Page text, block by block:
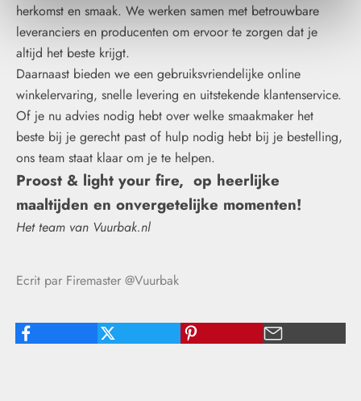
herkomst en smaak. We werken samen met betrouwbare
leveranciers en producenten om ervoor te zorgen dat je
altijd het beste krijgt.
Daarnaast bieden we een gebruiksvriendelijke online
winkelervaring, snelle levering en uitstekende klantenservice.
Of je nu advies nodig hebt over welke smaakmaker het
beste bij je gerecht past of hulp nodig hebt bij je bestelling,
ons team staat klaar om je te helpen.
Proost & light your fire, op heerlijke
maaltijden en onvergetelijke momenten!
Het team van Vuurbak.nl
Ecrit par Firemaster @Vuurbak